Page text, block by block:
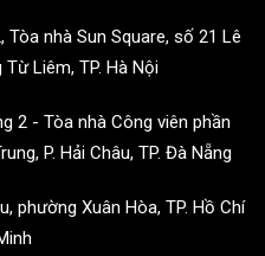
nhà Sun Square, số 21 Lê
Liêm, TP. Hà Nội
2 - Tòa nhà Công viên phần
P. Hải Châu, TP. Đà Nẵng
phường Xuân Hòa, TP. Hồ Chí